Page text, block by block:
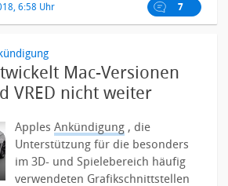
6:58 Uhr 7
Mac-Versionen
VRED nicht weiter
ApplesAnkündigung , die
Unterstützung für die besonders
im 3D- und Spielebereich häufig
verwendeten Grafikschnittstellen